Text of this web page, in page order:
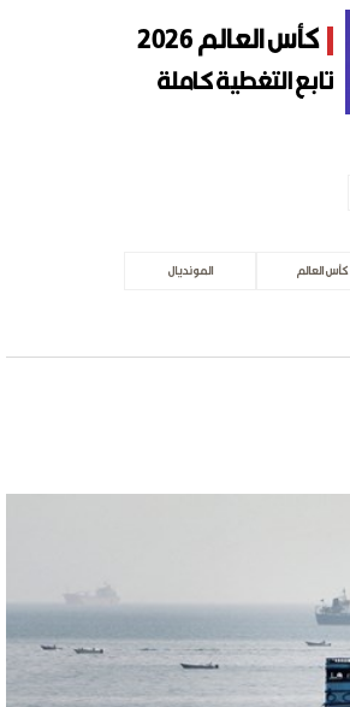
كأس العالم 2026
تابع التغطية كاملة
كأس العالم المونديال